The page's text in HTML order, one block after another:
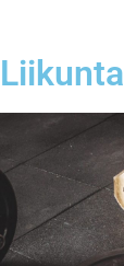
Liikunta